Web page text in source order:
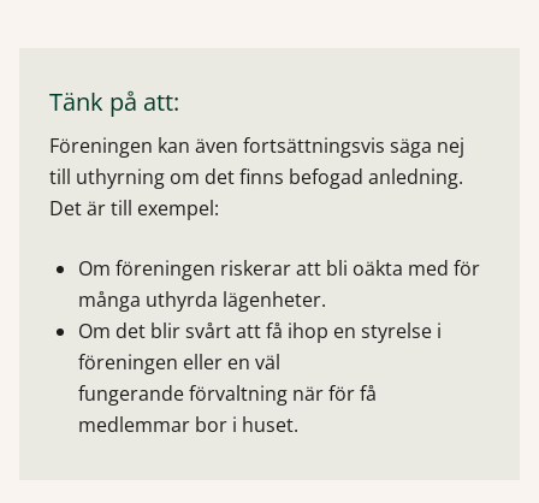
Tänk på att:
Föreningen kan även fortsättningsvis säga nej
till uthyrning om det finns befogad anledning.
Det är till exempel:
Om föreningen riskerar att bli oäkta med för
många uthyrda lägenheter.
Om det blir svårt att få ihop en styrelse i
föreningen eller en väl
fungerande förvaltning när för få
medlemmar bor i huset.